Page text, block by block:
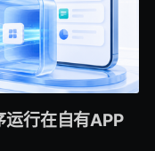
运行在自有APP